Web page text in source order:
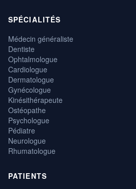
SPÉCIALITÉS
Médecin généraliste
Dentiste
Ophtalmologue
Cardiologue
Dermatologue
Gynécologue
Kinésithérapeute
Ostéopathe
Psychologue
Pédiatre
Neurologue
Rhumatologue
PATIENTS